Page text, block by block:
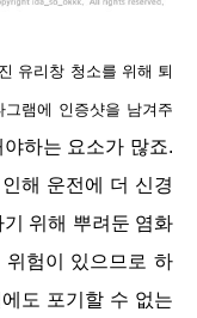
유리창 청소를 위해 퇴
그램에 인증샷을 남겨주
하는 요소가 많죠.
해 운전에 더 신경
위해 뿌려둔 염화
험이 있으므로 하
도 포기할 수 없는